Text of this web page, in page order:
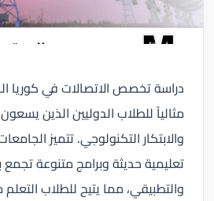
دراسة تخصص الاتصالات في كوريا
مثالياً للطلاب الدوليين الذين
والابتكار التكنولوجي. تتميز
تعليمية حديثة وبرامج متنوعة تجمع
والتطبيقي، مما يتيح للطلاب